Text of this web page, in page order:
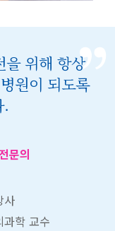
을 위해 항상
원이 되도록
.
문의
사
과학 교수